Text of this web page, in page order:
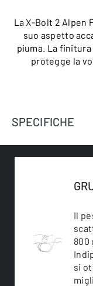
La X-Bolt 2 Alpen
suo aspetto
piuma. La
protegge la
SPECIFICHE
Il
800
si